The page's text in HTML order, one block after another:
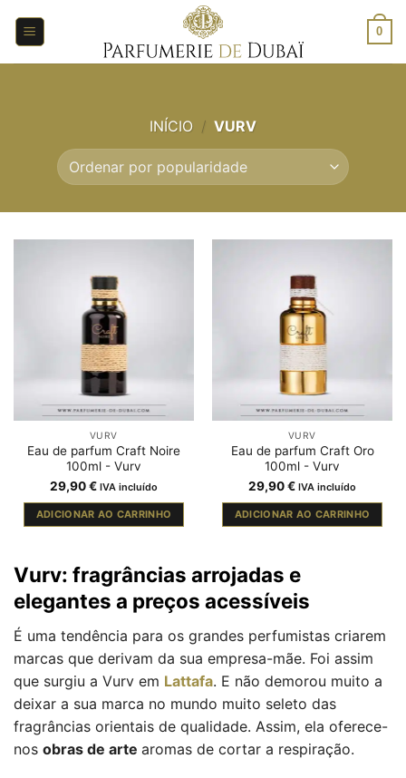
para
0
INÍCIO / VURV
VURV
Eau de parfum Craft Noire
100ml - Vurv
29,90€ IVA incluído
ADICIONAR AO CARRINHO
VURV
Eau de parfum Craft Oro
100ml - Vurv
29,90€ IVA incluído
ADICIONAR AO CARRINHO
Vurv: fragrâncias arrojadas e
elegantes a preços acessíveis
É uma tendência para os grandes perfumistas criarem
marcas que derivam da sua empresa-mãe. Foi assim
que surgiu a Vurv em Lattafa. E não demorou muito a
deixar a sua marca no mundo muito seleto das
fragrâncias orientais de qualidade. Assim, ela oferece-
nos obras de arte aromas de cortar a respiração.